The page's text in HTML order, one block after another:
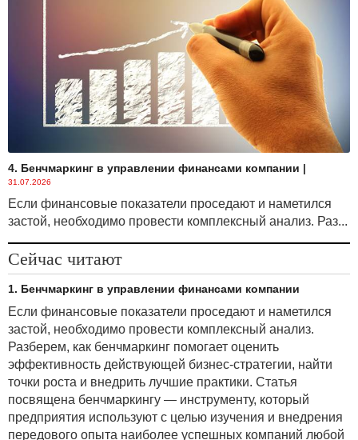
4. Бенчмаркинг в управлении финансами компании |
31.07.2026
Если финансовые показатели проседают и наметился
застой, необходимо провести комплексный анализ. Раз...
Сейчас читают
1. Бенчмаркинг в управлении финансами компании
Если финансовые показатели проседают и наметился
застой, необходимо провести комплексный анализ.
Разберем, как бенчмаркинг помогает оценить
эффективность действующей бизнес-стратегии, найти
точки роста и внедрить лучшие практики. Статья
посвящена бенчмаркингу — инструменту, который
предприятия используют с целью изучения и внедрения
передового опыта наиболее успешных компаний любой